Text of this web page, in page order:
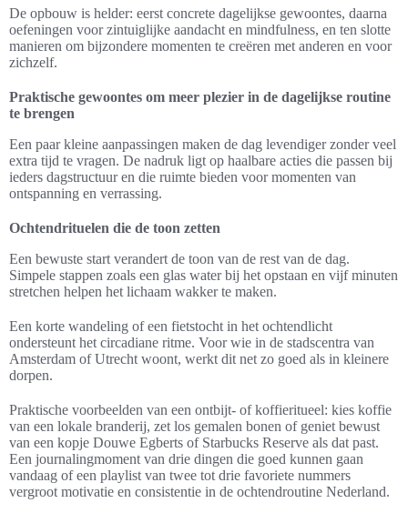
De opbouw is helder: eerst concrete dagelijkse gewoontes, daarna
oefeningen voor zintuiglijke aandacht en mindfulness, en ten slotte
manieren om bijzondere momenten te creëren met anderen en voor
zichzelf.
Praktische gewoontes om meer plezier in de dagelijkse routine
te brengen
Een paar kleine aanpassingen maken de dag levendiger zonder veel
extra tijd te vragen. De nadruk ligt op haalbare acties die passen bij
ieders dagstructuur en die ruimte bieden voor momenten van
ontspanning en verrassing.
Ochtendrituelen die de toon zetten
Een bewuste start verandert de toon van de rest van de dag.
Simpele stappen zoals een glas water bij het opstaan en vijf minuten
stretchen helpen het lichaam wakker te maken.
Een korte wandeling of een fietstocht in het ochtendlicht
ondersteunt het circadiane ritme. Voor wie in de stadscentra van
Amsterdam of Utrecht woont, werkt dit net zo goed als in kleinere
dorpen.
Praktische voorbeelden van een ontbijt- of koffieritueel: kies koffie
van een lokale branderij, zet los gemalen bonen of geniet bewust
van een kopje Douwe Egberts of Starbucks Reserve als dat past.
Een journalingmoment van drie dingen die goed kunnen gaan
vandaag of een playlist van twee tot drie favoriete nummers
vergroot motivatie en consistentie in de ochtendroutine Nederland.